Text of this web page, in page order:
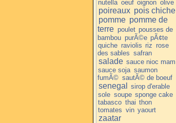
nutella oeuf oignon olive
poireaux pois chiche
pomme pomme de
terre poulet pousses de
bambou purÃ©e pÃ¢te
quiche raviolis riz rose
des sables safran
salade sauce nioc mam
sauce soja saumon
fumÃ© sautÃ© de boeuf
senegal
sirop d'erable
sole soupe sponge cake
tabasco thai thon
tomates vin yaourt
zaatar